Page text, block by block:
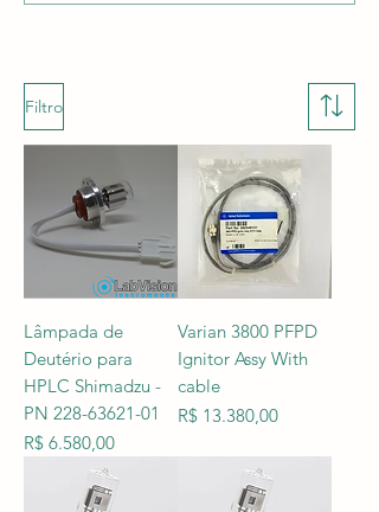
Filtro
Lâmpada de
Deutério para
HPLC Shimadzu -
PN 228-63621-01
Preço
R$ 6.580,00
Varian 3800 PFPD
Ignitor Assy With
cable
Preço
R$ 13.380,00